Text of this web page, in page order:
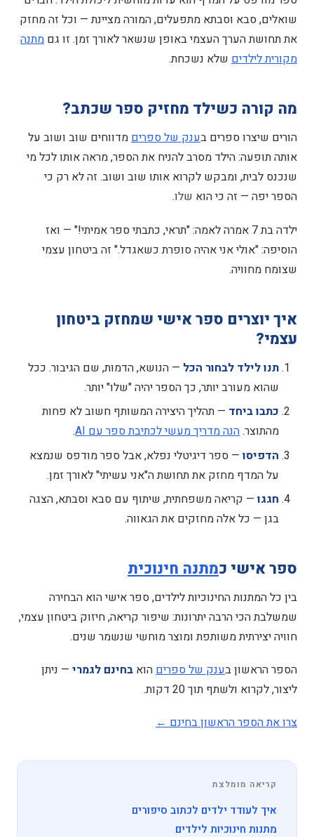
שואלים, סבא וסבתא מתפעלים, המורה מציינת — וכל זה מחזק
את תחושת הערך העצמי באופן שנשאר לאורך זמן. זו גם מתנה
מקורית לילדים שלא נשכחת.
מה קורה כשילד מחזיק ספר שכתב?
הורים שיצרו ספרים בענק של ספריםמדווחים שוב ושוב על
אותה תופעה: הילד מסרב להניח את הספר, מראה אותו לכל מי
שנכנס לבית, ומבקש לקרוא אותו שוב ושוב. זה לא רק כי
הספר יפה — זה כי הוא שלו.
ילדה בת 7 אמרה לאמה: "תראי, כתבתי ספר אמיתי!" — ואז
הוסיפה: "אולי אני אהיה סופרת כשאגדל." זה ביטחון עצמי
שצומח מחוויה.
איך יוצרים ספר אישי שמחזק ביטחון
עצמי?
תנו לילד לבחור הכל — הנושא, הדמות, שם הגיבור. ככל
שהוא מעורב יותר, כך הספר יהיה "שלו" יותר.
כתבו ביחד — תהליך היצירה המשותף חשוב לא פחות
מהתוצר.הנה מדריך מעשי לכתיבת ספר עם AI
.
הדפיסו— ספר דיגיטלי נפלא, אבל ספר מודפס שנמצא
על המדף מחזק את תחושת ה"אני עשיתי" לאורך זמן.
חגגו— קריאה משפחתית, שיתוף עם סבא וסבתא, הצגה
בגן — כל אלה מחזקים את הגאווה.
ספר אישי כמתנה חינוכית
בין כל המתנות החינוכיות לילדים, ספר אישי הוא הבחירה
שמשלבת הכי הרבה יתרונות: שיפור קריאה, חיזוק ביטחון עצמי,
חוויה יצירתית משותפת ומוצר מוחשי שנשמר שנים.
הספר הראשון בענק של ספריםהוא בחינם לגמרי — ניתן
ליצור, לקרוא ולשתף תוך 20 דקות.
צרו את הספר הראשון בחינם ←
קריאה מומלצת
איך לעודד ילדים לכתוב סיפורים
מתנות חינוכיות לילדים